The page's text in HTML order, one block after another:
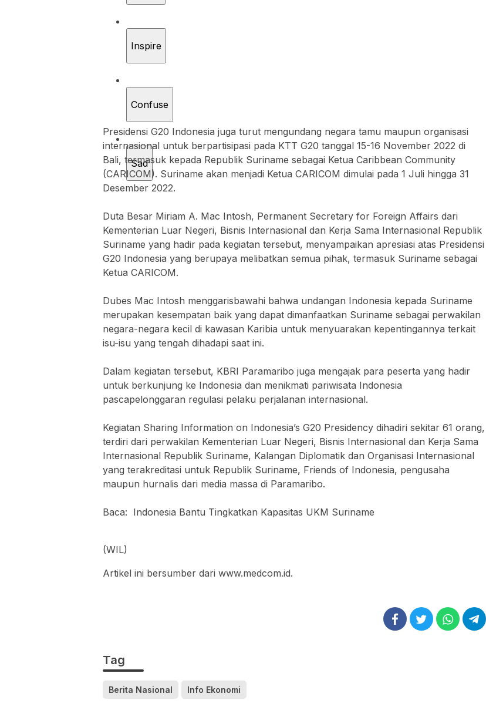
Inspire
Confuse
Sad
Presidensi G20 Indonesia juga turut mengundang negara tamu maupun organisasi
internasional untuk berpartisipasi pada KTT G20 tanggal 15-16 November 2022 di
Bali, termasuk kepada Republik Suriname sebagai Ketua Caribbean Community
(CARICOM). Suriname akan menjadi Ketua CARICOM dimulai pada 1 Juli hingga 31
Desember 2022.
Duta Besar Miriam A. Mac Intosh, Permanent Secretary for Foreign Affairs dari
Kementerian Luar Negeri, Bisnis Internasional dan Kerja Sama Internasional Republik
Suriname yang hadir pada kegiatan tersebut, menyampaikan apresiasi atas Presidensi
G20 Indonesia yang berupaya melibatkan semua pihak, termasuk Suriname sebagai
Ketua CARICOM.
Dubes Mac Intosh menggarisbawahi bahwa undangan Indonesia kepada Suriname
merupakan kesempatan baik yang dapat dimanfaatkan Suriname sebagai perwakilan
negara-negara kecil di kawasan Karibia untuk menyuarakan kepentingannya terkait
isu-isu yang tengah dihadapi saat ini.
Dalam kegiatan tersebut, KBRI Paramaribo juga mengajak para peserta yang hadir
untuk berkunjung ke Indonesia dan menikmati pariwisata Indonesia
pascapelonggaran regulasi pelaku perjalanan internasional.
Kegiatan Sharing Information on Indonesia’s G20 Presidency dihadiri sekitar 61 orang,
terdiri dari perwakilan Kementerian Luar Negeri, Bisnis Internasional dan Kerja Sama
Internasional Republik Suriname, Kalangan Diplomatik dan Organisasi Internasional
yang terakreditasi untuk Republik Suriname, Friends of Indonesia, pengusaha
maupun hurnalis dari media massa di Paramaribo.
Baca: Indonesia Bantu Tingkatkan Kapasitas UKM Suriname
(WIL)
Artikel ini bersumber dari www.medcom.id.
Tag
Berita Nasional Info Ekonomi